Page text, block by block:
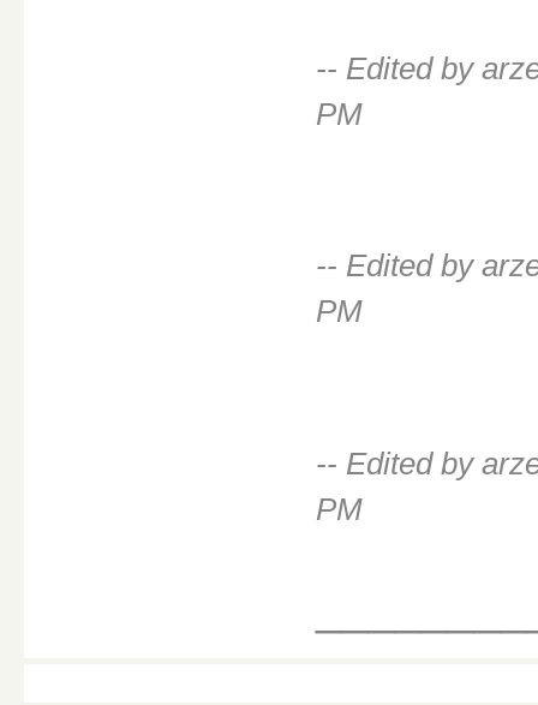
-- Edited by
PM
-- Edited by
PM
-- Edited by
PM